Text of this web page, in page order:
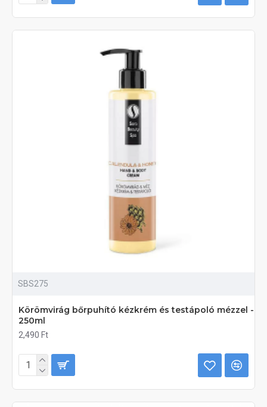
SBS275
Körömvirág bőrpuhító kézkrém és testápoló mézzel -
250ml
2,490 Ft